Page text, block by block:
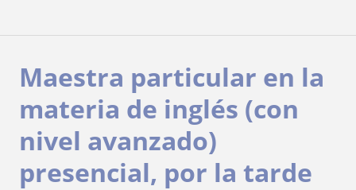
Maestra particular en la
materia de inglés (con
nivel avanzado)
presencial, por la tarde